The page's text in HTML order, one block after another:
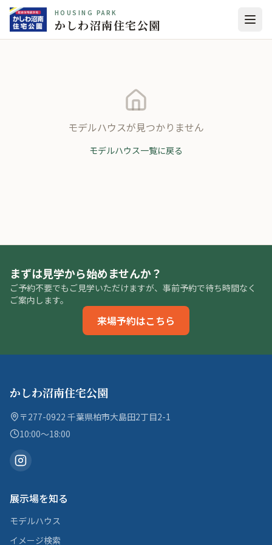
HOUSING PARK
かしわ沼南住宅公園
モデルハウスが見つかりません
モデルハウス一覧に戻る
まずは見学から始めませんか？
ご予約不要でもご見学いただけますが、事前予約で待ち時間なく
ご案内します。
来場予約はこちら
かしわ沼南住宅公園
〒277-0922 千葉県柏市大島田2丁目2-1
10:00〜18:00
展示場を知る
モデルハウス
イメージ検索